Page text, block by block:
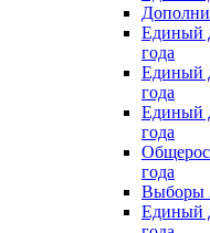
Единый
года
Единый
года
Единый
года
года
Выборы
Единый